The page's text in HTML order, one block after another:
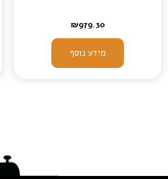
₪979.30
מידע נוסף